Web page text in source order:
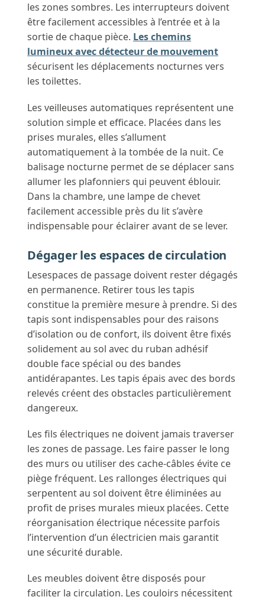
les zones sombres. Les interrupteurs doivent
être facilement accessibles à l’entrée et à la
sortie de chaque pièce. Les chemins
lumineux avec détecteur de mouvement
sécurisent les déplacements nocturnes vers
les toilettes.
Les veilleuses automatiques représentent une
solution simple et efficace. Placées dans les
prises murales, elles s’allument
automatiquement à la tombée de la nuit. Ce
balisage nocturne permet de se déplacer sans
allumer les plafonniers qui peuvent éblouir.
Dans la chambre, une lampe de chevet
facilement accessible près du lit s’avère
indispensable pour éclairer avant de se lever.
Dégager les espaces de circulation
Lesespaces de passage doivent rester dégagés
en permanence. Retirer tous les tapis
constitue la première mesure à prendre. Si des
tapis sont indispensables pour des raisons
d’isolation ou de confort, ils doivent être fixés
solidement au sol avec du ruban adhésif
double face spécial ou des bandes
antidérapantes. Les tapis épais avec des bords
relevés créent des obstacles particulièrement
dangereux.
Les fils électriques ne doivent jamais traverser
les zones de passage. Les faire passer le long
des murs ou utiliser des cache-câbles évite ce
piège fréquent. Les rallonges électriques qui
serpentent au sol doivent être éliminées au
profit de prises murales mieux placées. Cette
réorganisation électrique nécessite parfois
l’intervention d’un électricien mais garantit
une sécurité durable.
Les meubles doivent être disposés pour
faciliter la circulation. Les couloirs nécessitent